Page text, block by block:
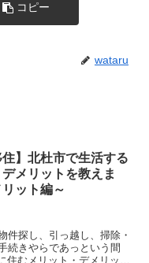
コピー
wataru
住】北杜市で生活する
メリットを教えま
ット編～
件探し、引っ越し、掃除・
続きやらであっという間
住むメリット・デメリット